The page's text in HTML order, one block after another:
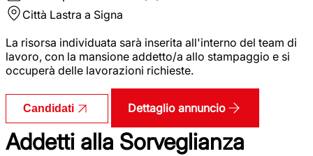
Città Lastra a Signa
La risorsa individuata sarà inserita all'interno del team di
lavoro, con la mansione addetto/a allo stampaggio e si
occuperà delle lavorazioni richieste.
Candidati Dettaglio annuncio
Addetti alla Sorveglianza